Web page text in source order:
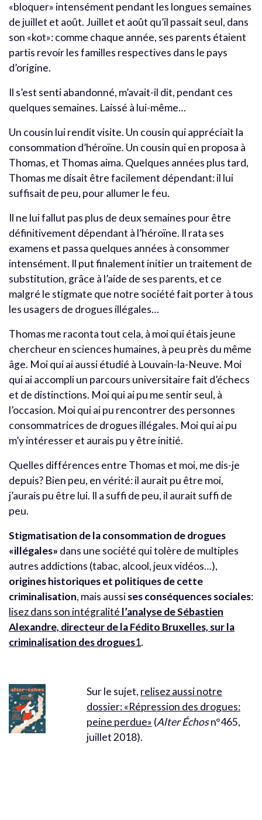
«bloquer» intensément pendant les longues semaines
de juillet et août. Juillet et août qu’il passait seul, dans
son «kot»: comme chaque année, ses parents étaient
partis revoir les familles respectives dans le pays
d’origine.
Il s’est senti abandonné, m’avait-il dit, pendant ces
quelques semaines. Laissé à lui-même…
Un cousin lui rendit visite. Un cousin qui appréciait la
consommation d’héroïne. Un cousin qui en proposa à
Thomas, et Thomas aima. Quelques années plus tard,
Thomas me disait être facilement dépendant: il lui
suffisait de peu, pour allumer le feu.
Il ne lui fallut pas plus de deux semaines pour être
définitivement dépendant à l’héroïne. Il rata ses
examens et passa quelques années à consommer
intensément. Il put finalement initier un traitement de
substitution, grâce à l’aide de ses parents, et ce
malgré le stigmate que notre société fait porter à tous
les usagers de drogues illégales…
Thomas me raconta tout cela, à moi qui étais jeune
chercheur en sciences humaines, à peu près du même
âge. Moi qui ai aussi étudié à Louvain-la-Neuve. Moi
qui ai accompli un parcours universitaire fait d’échecs
et de distinctions. Moi qui ai pu me sentir seul, à
l’occasion. Moi qui ai pu rencontrer des personnes
consommatrices de drogues illégales. Moi qui ai pu
m’y intéresser et aurais pu y être initié.
Quelles différences entre Thomas et moi, me dis-je
depuis? Bien peu, en vérité: il aurait pu être moi,
j’aurais pu être lui. Il a suffi de peu, il aurait suffi de
peu.
Stigmatisation de la consommation de drogues
«illégales» dans une société qui tolère de multiples
autres addictions (tabac, alcool, jeux vidéos…),
origines historiques et politiques de cette
criminalisation, mais aussises conséquences sociales:
lisez dans son intégralité l’analyse de Sébastien
Alexandre, directeur de la Fédito Bruxelles, sur la
criminalisation des drogues1.
Sur le sujet, relisez aussi notre
dossier: «Répression des drogues:
peine perdue» (Alter Échosn°465,
juillet 2018).